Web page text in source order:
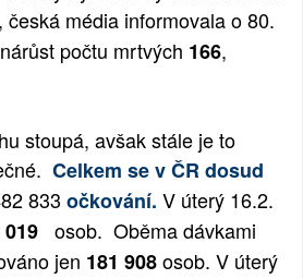
, česká média informovala o 80.
počtu mrtvých 166,
stoupá, avšak stále je to
Celkem se v ČR dosud
833 očkování. V úterý 16.2.
019 osob. Oběma dávkami
jen 181 908osob. V úterý